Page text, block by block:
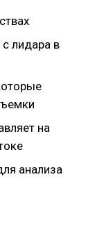
лидара в
на
анализа